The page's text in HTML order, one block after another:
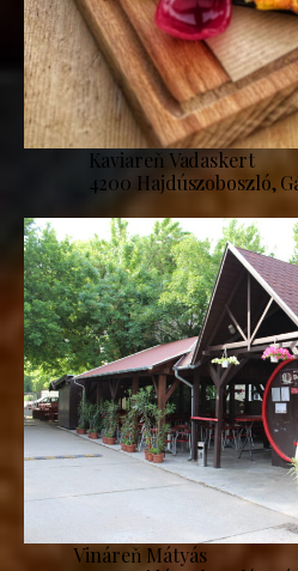
Kaviareň Vadaskert
4200 Hajdúszoboszló,
Vináreň Mátyás